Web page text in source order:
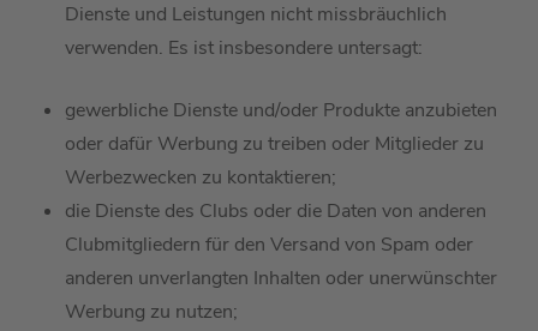
Dienste und Leistungen nicht missbräuchlich
verwenden. Es ist insbesondere untersagt:
gewerbliche Dienste und/oder Produkte anzubieten
oder dafür Werbung zu treiben oder Mitglieder zu
Werbezwecken zu kontaktieren;
die Dienste des Clubs oder die Daten von anderen
Clubmitgliedern für den Versand von Spam oder
anderen unverlangten Inhalten oder unerwünschter
Werbung zu nutzen;